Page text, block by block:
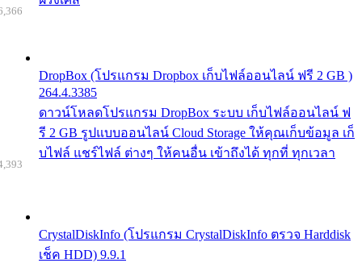
DropBox (โปรแกรม Dropbox เก็บไฟล์ออนไลน์ ฟรี 2 GB )
264.4.3385
ดาวน์โหลดโปรแกรม DropBox ระบบ เก็บไฟล์ออนไลน์ ฟ
รี 2 GB รูปแบบออนไลน์ Cloud Storage ให้คุณเก็บข้อมูล เก็
บไฟล์ แชร์ไฟล์ ต่างๆ ให้คนอื่น เข้าถึงได้ ทุกที่ ทุกเวลา
CrystalDiskInfo (โปรแกรม CrystalDiskInfo ตรวจ Harddisk
เช็ค HDD) 9.9.1